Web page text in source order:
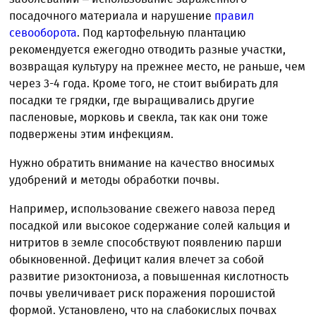
посадочного материала и нарушение правил
севооборота. Под картофельную плантацию
рекомендуется ежегодно отводить разные участки,
возвращая культуру на прежнее место, не раньше, чем
через 3-4 года. Кроме того, не стоит выбирать для
посадки те грядки, где выращивались другие
пасленовые, морковь и свекла, так как они тоже
подвержены этим инфекциям.
Нужно обратить внимание на качество вносимых
удобрений и методы обработки почвы.
Например, использование свежего навоза перед
посадкой или высокое содержание солей кальция и
нитритов в земле способствуют появлению парши
обыкновенной. Дефицит калия влечет за собой
развитие ризоктониоза, а повышенная кислотность
почвы увеличивает риск поражения порошистой
формой. Установлено, что на слабокислых почвах